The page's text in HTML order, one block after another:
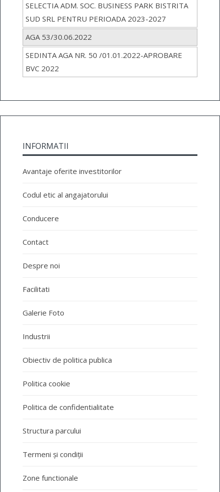
SELECTIA ADM. SOC. BUSINESS PARK BISTRITA
SUD SRL PENTRU PERIOADA 2023-2027
AGA 53/30.06.2022
SEDINTA AGA NR. 50 /01.01.2022-APROBARE
BVC 2022
INFORMATII
Avantaje oferite investitorilor
Codul etic al angajatorului
Conducere
Contact
Despre noi
Facilitati
Galerie Foto
Industrii
Obiectiv de politica publica
Politica cookie
Politica de confidentialitate
Structura parcului
Termeni și condiții
Zone functionale